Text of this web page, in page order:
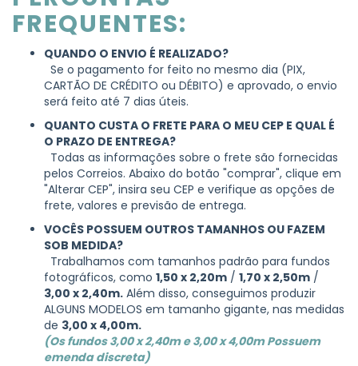
FREQUENTES:
QUANDO O ENVIO É REALIZADO?
Se o pagamento for feito no mesmo dia (PIX,
CARTÃO DE CRÉDITO ou DÉBITO) e aprovado, o envio
será feito até 7 dias úteis.
QUANTO CUSTA O FRETE PARA O MEU CEP E QUAL É
O PRAZO DE ENTREGA?
Todas as informações sobre o frete são fornecidas
pelos Correios. Abaixo do botão "comprar", clique em
"Alterar CEP", insira seu CEP e verifique as opções de
frete, valores e previsão de entrega.
VOCÊS POSSUEM OUTROS TAMANHOS OU FAZEM
SOB MEDIDA?
Trabalhamos com tamanhos padrão para fundos
fotográficos, como 1,50 x 2,20m / 1,70 x 2,50m /
3,00 x 2,40m. Além disso, conseguimos produzir
ALGUNS MODELOS em tamanho gigante, nas medidas
de 3,00 x 4,00m.
(Os fundos 3,00 x 2,40m e 3,00 x 4,00m Possuem
emenda discreta)